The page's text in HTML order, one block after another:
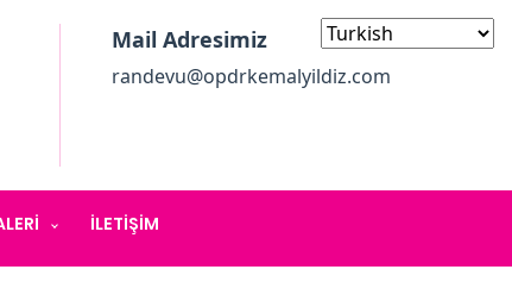
Mail Adresimiz
randevu@opdrkemalyildiz.com
İLETIŞIM